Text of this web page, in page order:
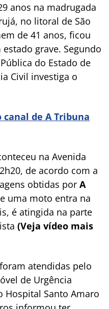
anos na madrugada
no litoral de São
de 41 anos, ficou
grave. Segundo
do Estado de
Civil investiga o
de A Tribuna
na Avenida
de acordo com a
obtidas por A
uma moto entra na
é atingida na parte
(Veja vídeo mais
atendidas pelo
de Urgência
Hospital Santo Amaro